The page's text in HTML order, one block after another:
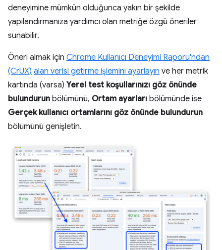
deneyimine mümkün olduğunca yakın bir şekilde
yapılandırmanıza yardımcı olan metriğe özgü öneriler
sunabilir.
Öneri almak için Chrome Kullanıcı Deneyimi Raporu'ndan
(CrUX) alan verisi getirme işlemini ayarlayın ve her metrik
kartında (varsa) Yerel test koşullarınızı göz önünde
bulundurun bölümünü, Ortam ayarları bölümünde ise
Gerçek kullanıcı ortamlarını göz önünde bulundurun
bölümünü genişletin.